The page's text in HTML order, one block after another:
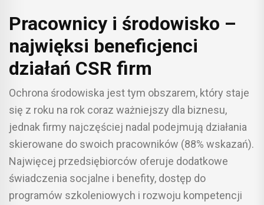
Pracownicy i środowisko –
najwięksi beneficjenci
działań CSR firm
Ochrona środowiska jest tym obszarem, który staje
się z roku na rok coraz ważniejszy dla biznesu,
jednak firmy najczęściej nadal podejmują działania
skierowane do swoich pracowników (88% wskazań).
Najwięcej przedsiębiorców oferuje dodatkowe
świadczenia socjalne i benefity, dostęp do
programów szkoleniowych i rozwoju kompetencji